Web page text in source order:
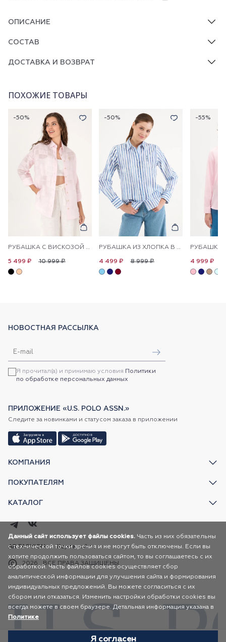
ОПИСАНИЕ
СОСТАВ
ДОСТАВКА И ВОЗВРАТ
ПОХОЖИЕ ТОВАРЫ
-50%
РУБАШКА С ВИСКОЗОЙ СВОБОДНАЯ
10 999 ₽
5 499 ₽
-50%
РУБАШКА ИЗ ХЛОПКА В ПОЛОСКУ ПРЯМАЯ
8 999 ₽
4 499 ₽
-55%
4 999 ₽
КОМПАНИЯ
ПОКУПАТЕЛЯМ
КАТАЛОГ
НОВОСТНАЯ РАССЫЛКА
Я прочитал(а) и принимаю условия Политики
по обработке персональных данных
ПРИЛОЖЕНИЕ «U.S. POLO ASSN.»
Следите за новинками и статусом заказа в приложении
2026 ВСЕ ПРАВА ЗАЩИЩЕНЫ
AR FASHION Карта сайта
Данный сайт использует файлы cookies. Часть из них обязательны
с технической точки зрения и не могут быть отключены. Если вы
хотите продолжить пользоваться сайтом, то вы соглашаетесь с их
обработкой. Часть файлов cookies осуществляет сбор
аналитической информации для улучшения сайта и формирования
индивидуальных предложений. Вы можете согласиться с их
сбором или отказаться. Изменить настройки обработки cookies вы
всегда можете в своем браузере. Детальная информация указана в
Политике
Я согласен